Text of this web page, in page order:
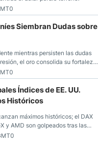
Siembran Dudas sobre
mientras persisten las dudas
el oro consolida su fortaleza
desde Estados
Índices de EE. UU.
Históricos
máximos históricos; el DAX
y AMD son golpeados tras las
debajo de los $80 con nuevas
intentando estabilizarse frente al
que las tasas caen en EE. UU.